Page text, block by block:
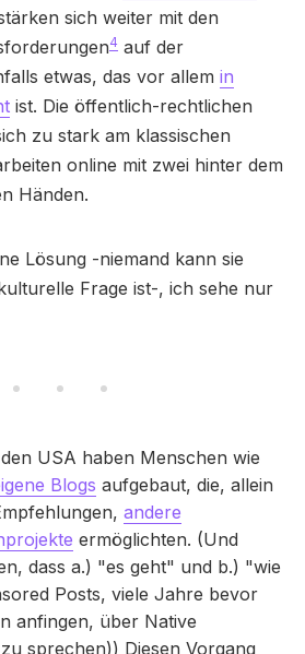
sich weiter mit den
4 auf der
etwas, das vor allem in
ist. Die öffentlich-rechtlichen
zu stark am klassischen
online mit zwei hinter dem
Händen.
Lösung -niemand kann sie
Frage ist-, ich sehe nur
USA haben Menschen wie
Blogs aufgebaut, die, allein
andere
ermöglichten. (Und
dass a.) "es geht" und b.) "wie
Posts, viele Jahre bevor
anfingen, über Native
sprechen)) Diesen Vorgang